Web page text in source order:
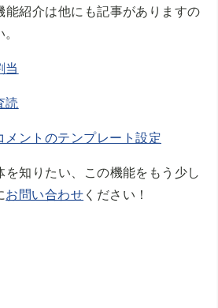
紹介は他にも記事がありますの
当
読
メントのテンプレート設定
知りたい、この機能をもう少し
お問い合わせ ください！